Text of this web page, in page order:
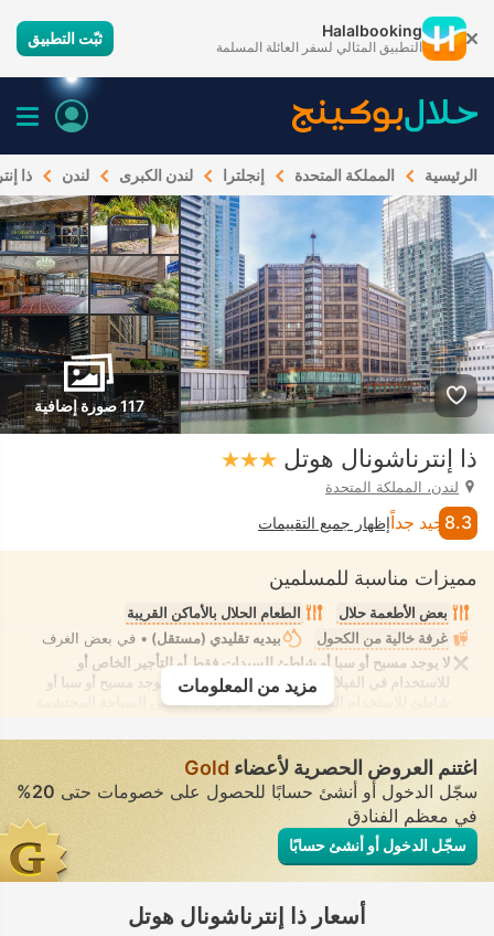
Halalbooking
التطبيق المثالي لسفر العائلة المسلمة ثبّت التطبيق
الرئيسية المملكة المتحدة إنجلترا لندن الكبرى لندن ذا
117 صورة إضافية
ذا إنترناشونال هوتل
لندن، المملكة المتحدة
8.3 جيد جداًإظهار جميع التقييمات
مميزات مناسبة للمسلمين
بعض الأطعمة حلال
الطعام الحلال بالأماكن القريبة
غرفة خالية من الكحول
بيديه تقليدي (مستقل) • في بعض الغرف
لا يوجد مسبح أو سبا أو شاطئ للسيدات فقط أو للتأجير الخاص أو
للاستخدام في الفيلا/الغرفة يوفر الانعزال التام. لا يوجد مسبح أو سبا أو
شاطئ للاستخدام المُختلط يُسمح فيه بارتداء ملابس السباحة المحتشمة
مزيد من المعلومات
اغتنم العروض الحصرية لأعضاء Gold
سجّل الدخول أو أنشئ حسابًا للحصول على خصومات حتى20%
في معظم الفنادق
سجّل الدخول أو أنشئ حسابًا
أسعار ذا إنترناشونال هوتل